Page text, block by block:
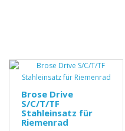
Brose Drive
S/C/T/TF
Stahleinsatz für
Riemenrad